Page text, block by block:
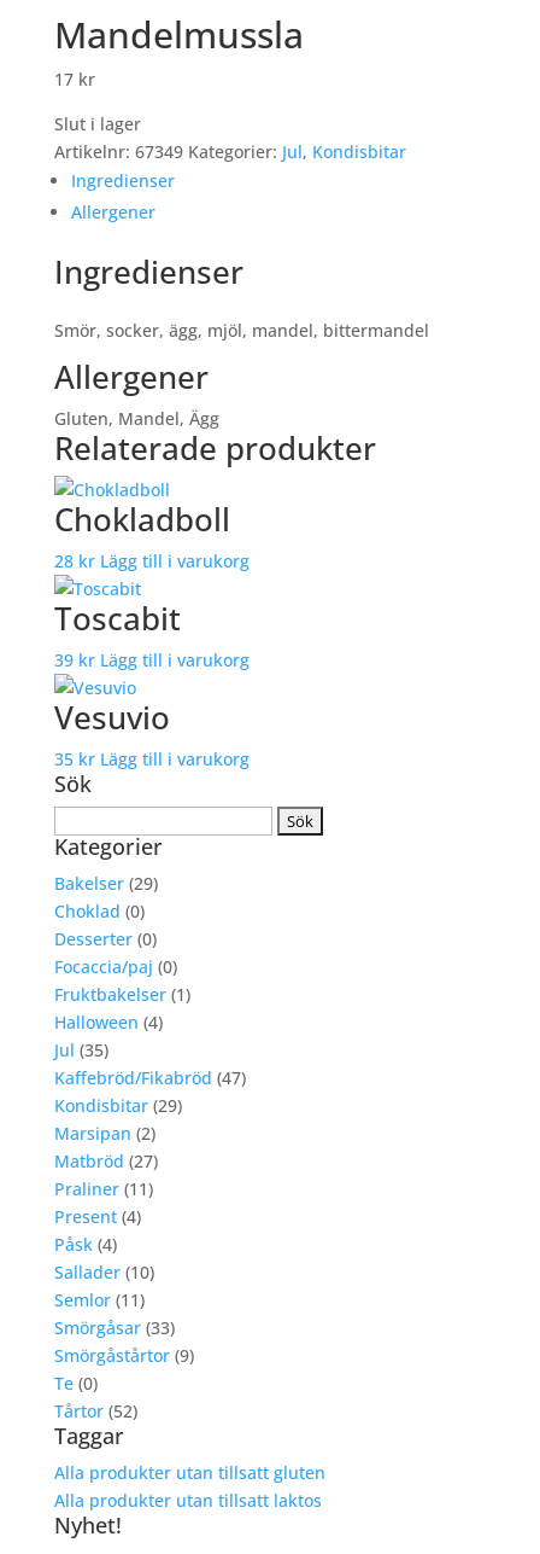
Mandelmussla
17 kr
Slut i lager
Artikelnr: 67349 Kategorier: Jul, Kondisbitar
Ingredienser
Allergener
Ingredienser
Smör, socker, ägg, mjöl, mandel, bittermandel
Allergener
Gluten, Mandel, Ägg
Relaterade produkter
Chokladboll
28 kr Lägg till i varukorg
Toscabit
39 kr Lägg till i varukorg
Vesuvio
35 kr Lägg till i varukorg
Sök
efter:
Kategorier
Bakelser (29)
Choklad (0)
Desserter (0)
Focaccia/paj (0)
Fruktbakelser (1)
Halloween (4)
Jul (35)
Kaffebröd/Fikabröd (47)
Kondisbitar (29)
Marsipan (2)
Matbröd (27)
Praliner (11)
Present (4)
Påsk (4)
Sallader (10)
Semlor (11)
Smörgåsar (33)
Smörgåstårtor (9)
Te (0)
Tårtor (52)
Taggar
Alla produkter utan tillsatt gluten
Alla produkter utan tillsatt laktos
Nyhet!